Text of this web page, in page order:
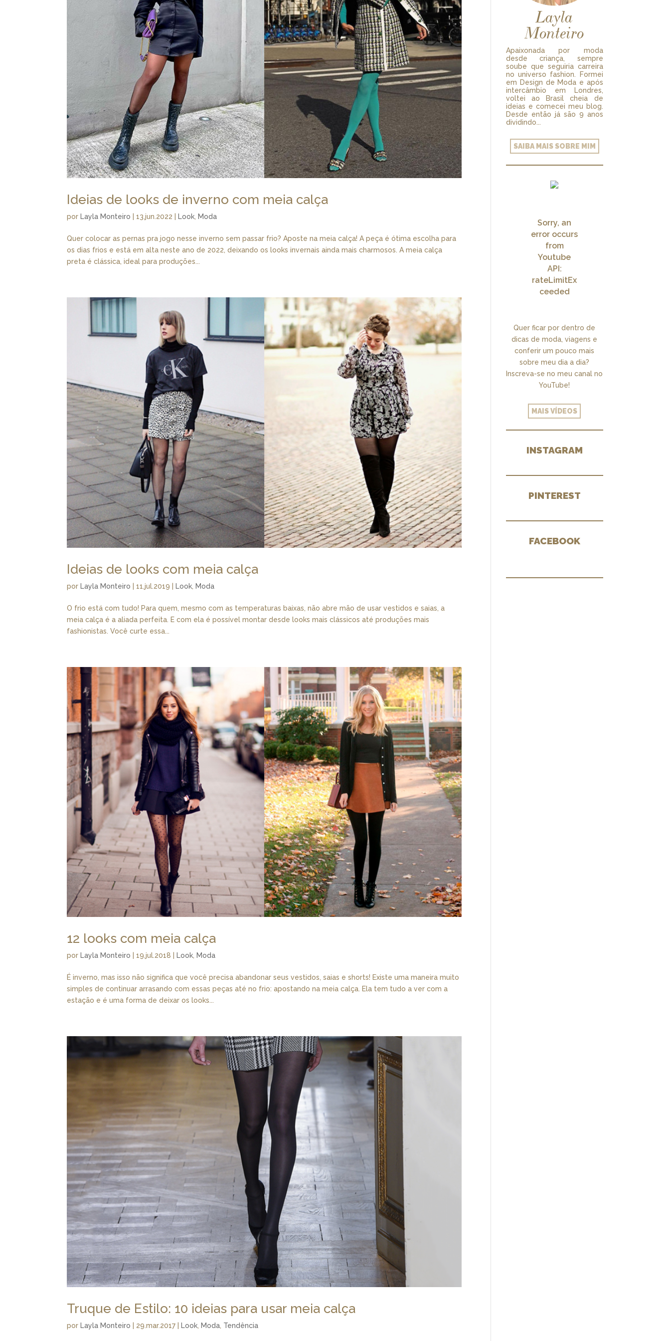
Ideias de looks de inverno com meia calça
por Layla Monteiro |13.jun.2022 Look, Moda
Quer colocar as pernas pra jogo nesse inverno sem passar frio? Aposte na meia calça! A peça é ótima escolha para
os dias frios e está em alta neste ano de 2022, deixando os looks invernais ainda mais charmosos. A meia calça
preta é clássica, ideal para produções...
Ideias de looks com meia calça
porLayla Monteiro |11.jul.2019 |Look,Moda
O frio está com tudo! Para quem, mesmo com as temperaturas baixas, não abre mão de usar vestidos e saias, a
meia calça é a aliada perfeita. E com ela é possível montar desde looks mais clássicos até produções mais
fashionistas. Você curte essa...
12 looks com meia calça
por Layla Monteiro |19.jul.2018 Look, Moda
É inverno, mas isso não significa que você precisa abandonar seus vestidos, saias e shorts! Existe uma maneira muito
simples de continuar arrasando com essas peças até no frio: apostando na meia calça. Ela tem tudo a ver com a
estação e é uma forma de deixar os looks...
Truque de Estilo: 10 ideias para usar meia calça
por Layla Monteiro 29.mar.2017 Look, Moda, Tendência
Layla
Monteiro
Apaixonada por moda
desde criança, sempre
soube que seguiria carreira
no universo fashion. Formei
em Design de Moda e após
intercâmbio em Londres,
voltei ao Brasil cheia de
ideias e comecei meu blog.
Desde então já são 9 anos
dividindo...
SAIBA MAIS SOBRE MIM
Sorry, an
error occurs
from
Youtube
API:
rateLimitEx
ceeded
Quer ficar por dentro de
dicas de moda, viagens e
conferir um pouco mais
sobre meu dia a dia?
Inscreva-se no meu canal no
YouTube!
MAIS VÍDEOS
INSTAGRAM
PINTEREST
FACEBOOK